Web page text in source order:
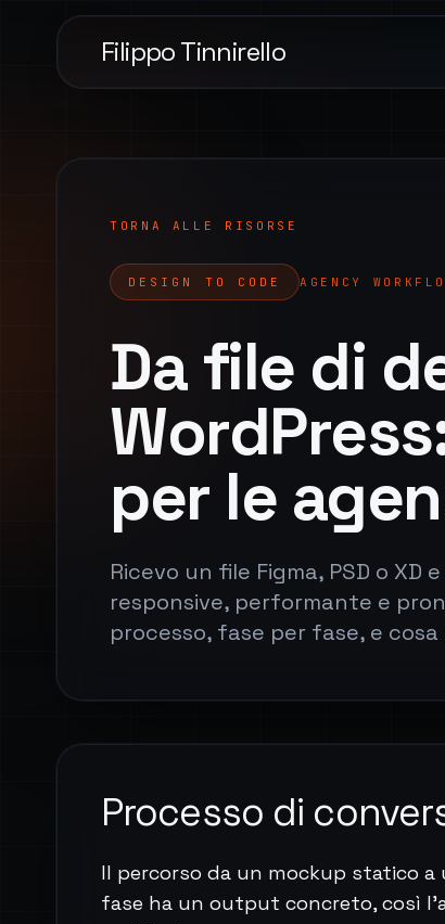
Filippo Tinnirello
TORNA ALLE RISORSE
DESIGN TO CODE AGENCY
Da file di
per le
Ricevo un file Figma, PSD o
responsive, performante e
processo, fase per fase, e
Processo di
Il percorso da un mockup statico
fase ha un output concreto, così